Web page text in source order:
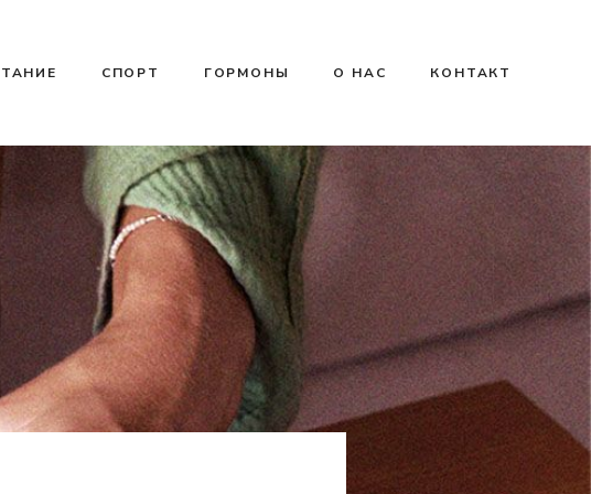
СПОРТ ГОРМОНЫ О НАС КОНТАКТ